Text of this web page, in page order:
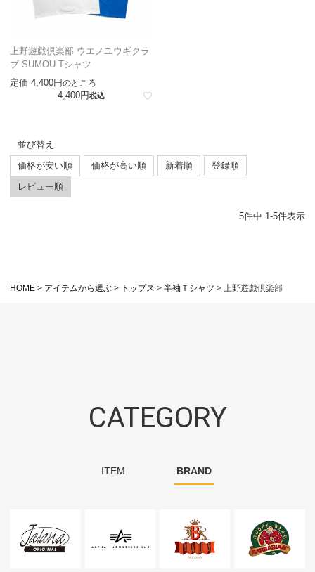
上野遊戯倶楽部 ウエノユウギクラ
ブ SUMOU Tシャツ
定価 4,400 のところ
4,400 税込
並び替え
価格が安い順
価格が高い順 新着順
登録順
レビュー順
5件中 1-5件表示
HOME アイテムから選ぶ トップス 半袖Ｔシャツ 上野遊戯倶楽部
CATEGORY
ITEM BRAND